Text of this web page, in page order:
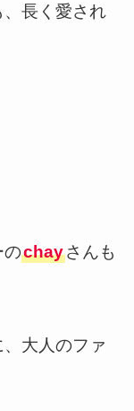
長く愛され
のchayさんも
大人のファ